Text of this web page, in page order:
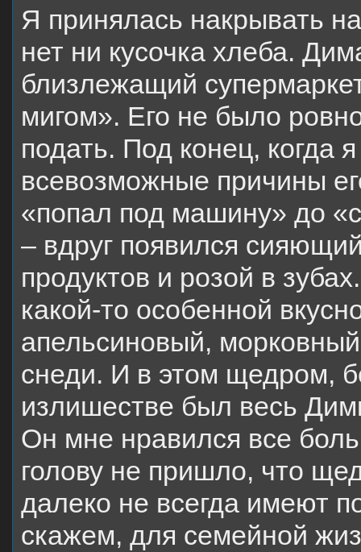
Я принялась накрывать
нет ни кусочка хлеба.
близлежащий
мигом». Его не было
подать. Под конец, когда
всевозможные причины
«попал под машину» до
– вдруг появился
продуктов и розой в
какой-то особенной
апельсиновый,
снеди. И в этом щедром,
излишестве был весь
Он мне нравился все
голову не пришло, что
далеко не всегда имеют
скажем, для семейной